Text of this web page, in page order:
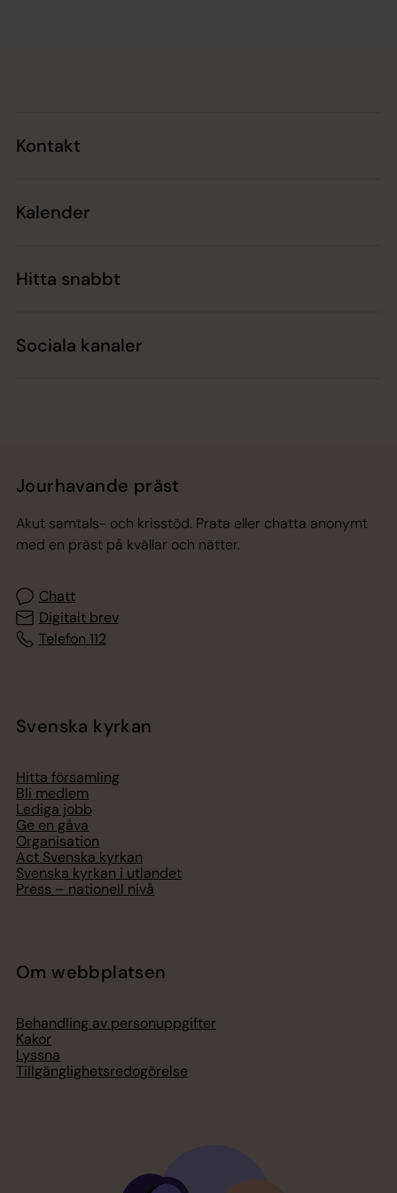
Kontakt
Kalender
Hitta snabbt
Sociala kanaler
Jourhavande präst
Akut samtals- och krisstöd. Prata eller chatta anonymt
med en präst på kvällar och nätter.
Chatt
Digitalt brev
Telefon 112
Svenska kyrkan
Hitta församling
Bli medlem
Lediga jobb
Ge en gåva
Organisation
Act Svenska kyrkan
Svenska kyrkan i utlandet
Press – nationell nivå
Om webbplatsen
Behandling av personuppgifter
Kakor
Lyssna
Tillgänglighetsredogörelse